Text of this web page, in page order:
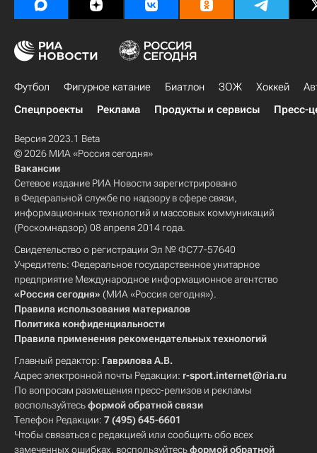
Футбол Фигурное катание Биатлон ЗОЖ Хоккей
Спецпроекты
Реклама Продукты и сервисы Пресс-
Версия 2023.1 Beta
© 2026 МИА «Россия сегодня»
Вакансии
Сетевое издание РИА Новости зарегистрировано
в Федеральной службе по надзору в сфере связи,
информационных технологий и массовых коммуникаций
(Роскомнадзор) 08 апреля 2014 года.
Свидетельство о регистрации Эл № ФС77-57640
Учредитель: Федеральное государственное унитарное
предприятие Международное информационное агентство
«Россия сегодня» (МИА «Россия сегодня»).
Правила использования материалов
Политика конфиденциальности
Правила применения рекомендательных технологий
Главный редактор: Гаврилова А.В.
Адрес электронной почты Редакции: r-sport.internet@ria.ru
По вопросам размещения пресс-релизов и рекламы
воспользуйтесьформой обратной связи
Телефон Редакции: 7 (495) 645-6601
Чтобы связаться с редакцией или сообщить обо всех
замеченных ошибках, воспользуйтесьформой обратной